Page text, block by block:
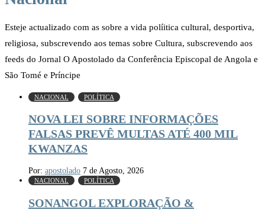
Esteje actualizado com as sobre a vida políitica cultural, desportiva,
religiosa, subscrevendo aos temas sobre Cultura, subscrevendo aos
feeds do Jornal O Apostolado da Conferência Episcopal de Angola e
São Tomé e Príncipe
NACIONAL POLÍTICA
NOVA LEI SOBRE INFORMAÇÕES
FALSAS PREVÊ MULTAS ATÉ 400 MIL
KWANZAS
Por: apostolado 7 de Agosto, 2026
NACIONAL POLÍTICA
SONANGOL EXPLORAÇÃO &